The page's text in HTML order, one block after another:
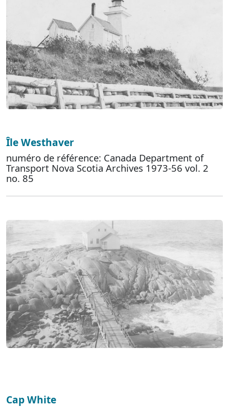
Île Westhaver
numéro de référence: Canada Department of
Transport Nova Scotia Archives 1973-56 vol. 2
no. 85
Cap White